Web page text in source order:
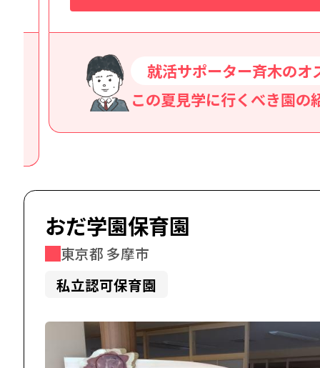
就活サポーター入江のオス
江坂駅8分｜夏休みしっかり
休140日＆広い運動場での運
食が自慢の園♪
おだ学園保育園
東京都 多摩市
私立認可保育園